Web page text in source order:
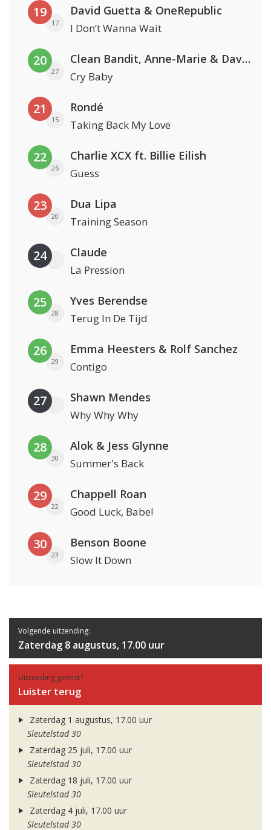
19
17
David Guetta & OneRepublic
I Don’t Wanna Wait
20
27
Clean Bandit, Anne-Marie & David Guetta
Cry Baby
21
15
Rondé
Taking Back My Love
22
26
Charlie XCX ft. Billie Eilish
Guess
23
20
Dua Lipa
Training Season
24 Claude
La Pression
25
28
Yves Berendse
Terug In De Tijd
26
29
Emma Heesters & Rolf Sanchez
Contigo
27 Shawn Mendes
Why Why Why
28
30
Alok & Jess Glynne
Summer's Back
29
22
Chappell Roan
Good Luck, Babe!
30
23
Benson Boone
Slow It Down
Volgende uitzending:
Zaterdag 8 augustus, 17.00 uur
Uitzending gemist?
Luister terug
Zaterdag 1 augustus, 17.00 uur
Sleutelstad 30
Zaterdag 25 juli, 17.00 uur
Sleutelstad 30
Zaterdag 18 juli, 17.00 uur
Sleutelstad 30
Zaterdag 4 juli, 17.00 uur
Sleutelstad 30